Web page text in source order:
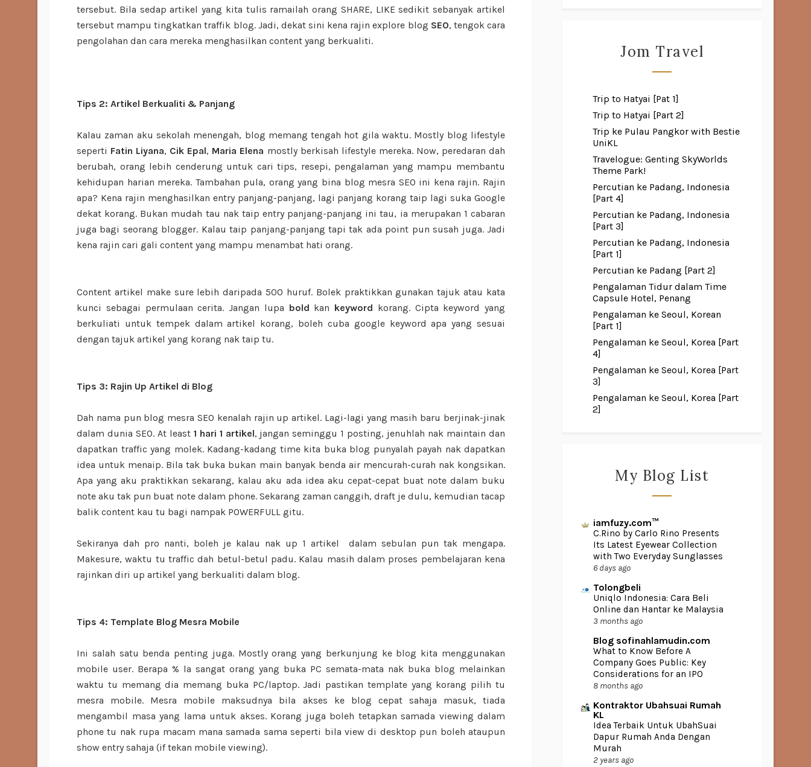
tersebut. Bila sedap artikel yang kita tulis ramailah orang SHARE, LIKE sedikit sebanyak artikel
tersebut mampu tingkatkan traffik blog. Jadi, dekat sini kena rajin explore blog SEO, tengok cara
pengolahan dan cara mereka menghasilkan content yang berkualiti.
Tips 2: Artikel Berkualiti & Panjang
Kalau zaman aku sekolah menengah, blog memang tengah hot gila waktu. Mostly blog lifestyle
seperti Fatin Liyana, Cik Epal, Maria Elena mostly berkisah lifestyle mereka. Now, peredaran dah
berubah, orang lebih cenderung untuk cari tips, resepi, pengalaman yang mampu membantu
kehidupan harian mereka. Tambahan pula, orang yang bina blog mesra SEO ini kena rajin. Rajin
apa? Kena rajin menghasilkan entry panjang-panjang, lagi panjang korang taip lagi suka Google
dekat korang. Bukan mudah tau nak taip entry panjang-panjang ini tau, ia merupakan 1 cabaran
juga bagi seorang blogger. Kalau taip panjang-panjang tapi tak ada point pun susah juga. Jadi
kena rajin cari gali content yang mampu menambat hati orang.
Content artikel make sure lebih daripada 500 huruf. Bolek praktikkan gunakan tajuk atau kata
kunci sebagai permulaan cerita. Jangan lupa bold kan keyword korang. Cipta keyword yang
berkuliati untuk tempek dalam artikel korang, boleh cuba google keyword apa yang sesuai
dengan tajuk artikel yang korang nak taip tu.
Tips 3: Rajin Up Artikel di Blog
Dah nama pun blog mesra SEO kenalah rajin up artikel. Lagi-lagi yang masih baru berjinak-jinak
dalam dunia SEO. At least 1 hari 1 artikel, jangan seminggu 1 posting, jenuhlah nak maintain dan
dapatkan traffic yang molek. Kadang-kadang time kita buka blog punyalah payah nak dapatkan
idea untuk menaip. Bila tak buka bukan main banyak benda air mencurah-curah nak kongsikan.
Apa yang aku praktikkan sekarang, kalau aku ada idea aku cepat-cepat buat note dalam buku
note aku tak pun buat note dalam phone. Sekarang zaman canggih, draft je dulu, kemudian tacap
balik content kau tu bagi nampak POWERFULL gitu.
Sekiranya dah pro nanti, boleh je kalau nak up 1 artikel dalam sebulan pun tak mengapa.
Makesure, waktu tu traffic dah betul-betul padu. Kalau masih dalam proses pembelajaran kena
rajinkan diri up artikel yang berkualiti dalam blog.
Tips 4: Template Blog Mesra Mobile
Ini salah satu benda penting juga. Mostly orang yang berkunjung ke blog kita menggunakan
mobile user. Berapa % la sangat orang yang buka PC semata-mata nak buka blog melainkan
waktu tu memang dia memang buka PC/laptop. Jadi pastikan template yang korang pilih tu
mesra mobile. Mesra mobile maksudnya bila akses ke blog cepat sahaja masuk, tiada
mengambil masa yang lama untuk akses. Korang juga boleh tetapkan samada viewing dalam
phone tu nak rupa macam mana samada sama seperti bila view di desktop pun boleh ataupun
show entry sahaja (if tekan mobile viewing).
Jom Travel
Trip to Hatyai [Pat 1]
Trip to Hatyai [Part 2]
Trip ke Pulau Pangkor with Bestie
UniKL
Travelogue: Genting SkyWorlds
Theme Park!
Percutian ke Padang, Indonesia
[Part 4]
Percutian ke Padang, Indonesia
[Part 3]
Percutian ke Padang, Indonesia
[Part 1]
Percutian ke Padang [Part 2]
Pengalaman Tidur dalam Time
Capsule Hotel, Penang
Pengalaman ke Seoul, Korean
[Part 1]
Pengalaman ke Seoul, Korea [Part
4]
Pengalaman ke Seoul, Korea [Part
3]
Pengalaman ke Seoul, Korea [Part
2]
My Blog List
iamfuzy.com™
C.Rino by Carlo Rino Presents
Its Latest Eyewear Collection
with Two Everyday Sunglasses
6 days ago
Tolongbeli
Uniqlo Indonesia: Cara Beli
Online dan Hantar ke Malaysia
3 months ago
Blog sofinahlamudin.com
What to Know Before A
Company Goes Public: Key
Considerations for an IPO
8 months ago
Kontraktor Ubahsuai Rumah
KL
Idea Terbaik Untuk UbahSuai
Dapur Rumah Anda Dengan
Murah
2 years ago